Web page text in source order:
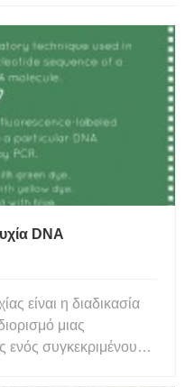
DNA
είναι η διαδικασία
μιας
ενός συγκεκριμένου